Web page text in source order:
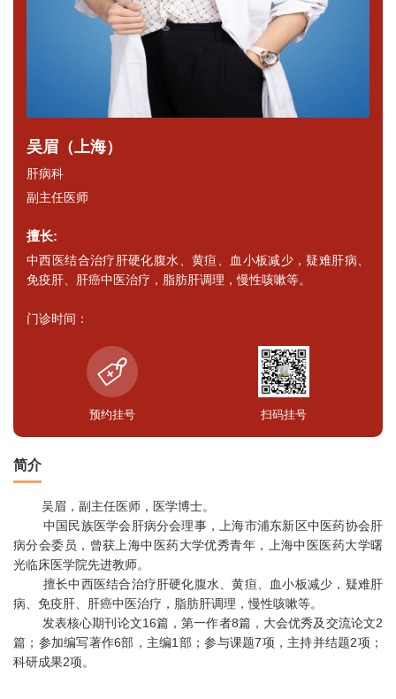
吴眉（上海）
肝病科
副主任医师
擅长:
中西医结合治疗肝硬化腹水、黄疸、血小板减少，疑难肝病、
免疫肝、肝癌中医治疗，脂肪肝调理，慢性咳嗽等。
门诊时间：
预约挂号 扫码挂号
简介
吴眉，副主任医师，医学博士。
中国民族医学会肝病分会理事，上海市浦东新区中医药协会肝
病分会委员，曾获上海中医药大学优秀青年，上海中医医药大学曙
光临床医学院先进教师。
擅长中西医结合治疗肝硬化腹水、黄疸、血小板减少，疑难肝
病、免疫肝、肝癌中医治疗，脂肪肝调理，慢性咳嗽等。
发表核心期刊论文16篇，第一作者8篇，大会优秀及交流论文2
篇；参加编写著作6部，主编1部；参与课题7项，主持并结题2项；
科研成果2项。